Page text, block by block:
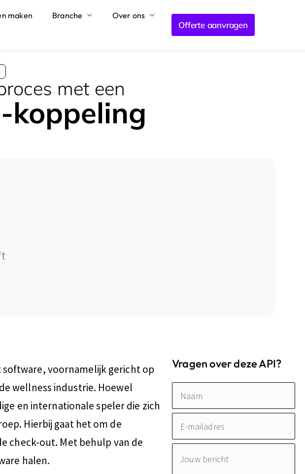
maken Branche Over ons
Offerte aanvragen
met een
koppeling
software, voornamelijk gericht op
wellness industrie. Hoewel
en internationale speler die zich
Hierbij gaat het om de
check-out. Met behulp van de
halen.
Vragen over deze API?
mailadres
bericht